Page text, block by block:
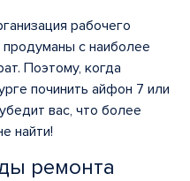
рабочего
продуманы с наиболее
Поэтому, когда
починить айфон 7 или
вас, что более
найти!
ремонта